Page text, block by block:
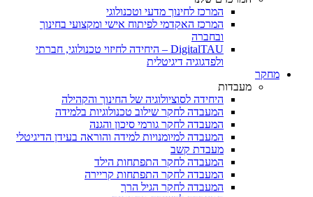
המרכז לחינוך מדעי וטכנולוגי
המרכז האקדמי לפיתוח אישי ומקצועי בחינוך
ובחברה
DigitalTAU – היחידה לחיזוי טכנולוגי, חברתי
ולפדגוגיה דיגיטלית
מחקר
מעבדות
היחידה לסוציולוגיה של החינוך והקהילה
המעבדה לחקר שילוב טכנולוגיות בלמידה
המעבדה לחקר גורמי סיכון והגנה
המעבדה למיומנויות למידה והוראה בעידן הדיגיטלי
מעבדת קשב
המעבדה לחקר התפתחות הילד
המעבדה לחקר התפתחות קריירה
המעבדה לחקר הגיל הרך